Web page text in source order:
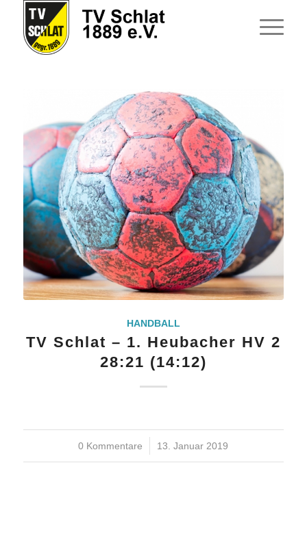
HANDBALL
TV Schlat – 1. Heubacher HV 2
28:21 (14:12)
0 Kommentare
/ 13. Januar 2019